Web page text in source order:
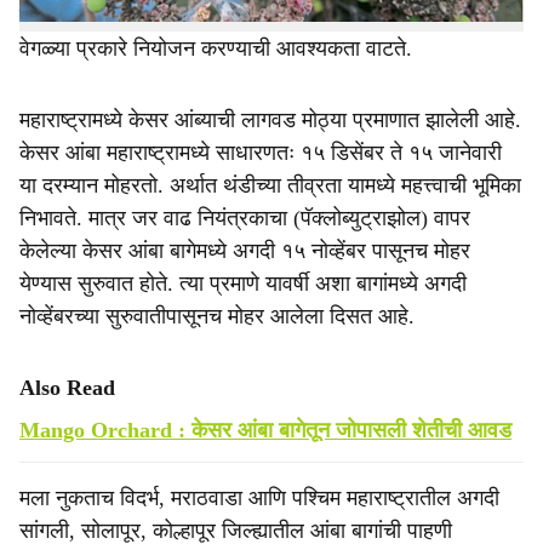
रोगाचा प्रादुर्भाव होतो. त्यामुळे या भागातील मोहोराच्या संरक्षणासाठी
वेगळ्या प्रकारे नियोजन करण्याची आवश्यकता वाटते.
महाराष्ट्रामध्ये केसर आंब्याची लागवड मोठ्या प्रमाणात झालेली आहे.
केसर आंबा महाराष्ट्रामध्ये साधारणतः १५ डिसेंबर ते १५ जानेवारी
या दरम्यान मोहरतो. अर्थात थंडीच्या तीव्रता यामध्ये महत्त्वाची भूमिका
निभावते. मात्र जर वाढ नियंत्रकाचा (पॅक्लोब्युट्राझोल) वापर
केलेल्या केसर आंबा बागेमध्ये अगदी १५ नोव्हेंबर पासूनच मोहर
येण्यास सुरुवात होते. त्या प्रमाणे यावर्षी अशा बागांमध्ये अगदी
नोव्हेंबरच्या सुरुवातीपासूनच मोहर आलेला दिसत आहे.
Also Read
Mango Orchard : केसर आंबा बागेतून जोपासली शेतीची आवड
मला नुकताच विदर्भ, मराठवाडा आणि पश्चिम महाराष्ट्रातील अगदी
सांगली, सोलापूर, कोल्हापूर जिल्ह्यातील आंबा बागांची पाहणी